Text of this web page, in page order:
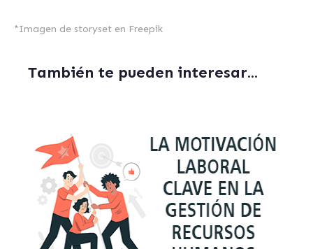
*Imagen de storyset en Freepik
También te pueden interesar...